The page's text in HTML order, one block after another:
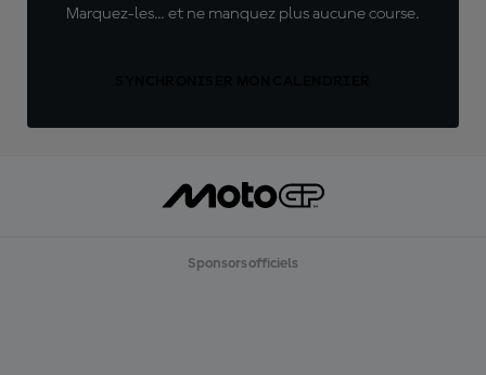
Marquez-les... et ne manquez plus aucune course.
Sponsors officiels